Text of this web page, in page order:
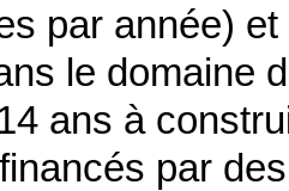
par année)
le domaine
ans à
par